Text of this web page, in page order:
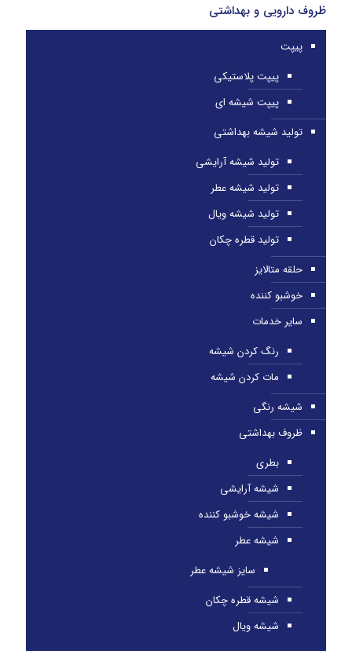
ظروف دارویی و بهداشتی
پیپت
پیپت پلاستیکی
پیپت شیشه ای
تولید شیشه بهداشتی
تولید شیشه آرایشی
تولید شیشه عطر
تولید شیشه ویال
تولید قطره چکان
حلقه متالایز
خوشبو کننده
سایر خدمات
رنگ کردن شیشه
مات کردن شیشه
شیشه رنگی
ظروف بهداشتی
بطری
شیشه آرایشی
شیشه خوشبو کننده
شیشه عطر
سایز شیشه عطر
شیشه قطره چکان
شیشه ویال